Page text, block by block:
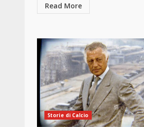
Read More
Storie di Calcio